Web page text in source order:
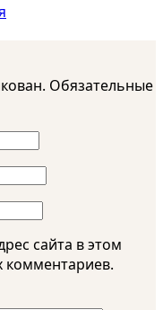
Обязательные
сайта в этом
комментариев.